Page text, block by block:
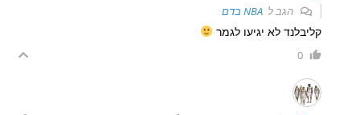
הגב לNBA בדם
קליבלנד לא יגיעו לגמר
0